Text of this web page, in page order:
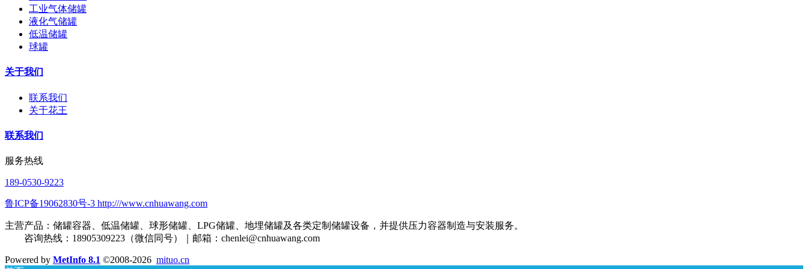
工业气体储罐
液化气储罐
低温储罐
球罐
关于我们
联系我们
关于花王
联系我们
服务热线
189-0530-9223
鲁ICP备19062830号-3 http:///www.cnhuawang.com
主营产品：储罐容器、低温储罐、球形储罐、LPG储罐、地埋储罐及各类定制储罐设备，并提供压力容器制造与安装服务。
咨询热线：18905309223（微信同号）｜邮箱： chenlei@cnhuawang.com
Powered by MetInfo 8.1 ©2008-2026 mituo.cn